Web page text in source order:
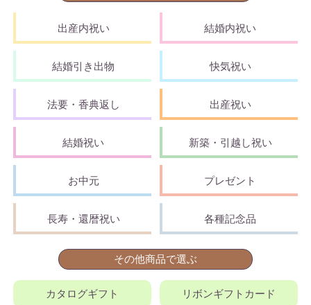
出産内祝い 結婚内祝い
結婚引き出物 快気祝い
法要・香典返し 出産祝い
結婚祝い 新築・引越し祝い
お中元 プレゼント
長寿・還暦祝い 各種記念品
その他商品で選ぶ
カタログギフト リボンギフトカード